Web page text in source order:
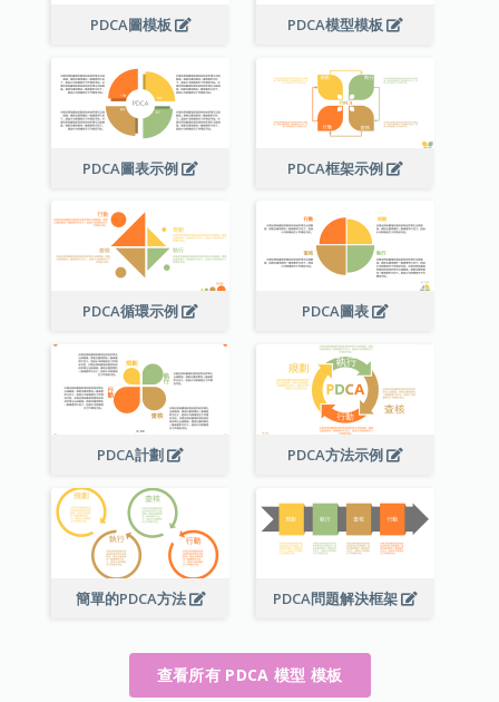
PDCA圖模板 PDCA模型模板
PDCA圖表示例 PDCA框架示例
PDCA循環示例 PDCA圖表
PDCA計劃 PDCA方法示例
簡單的PDCA方法 PDCA問題解決框架
查看所有 PDCA 模型 模板